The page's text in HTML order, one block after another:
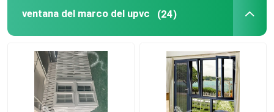
Perfiles de la ventana de UPVC
Perfiles de la protuberancia de UPVC
ventana del marco del upvc
ventana del marco del upvc (24)